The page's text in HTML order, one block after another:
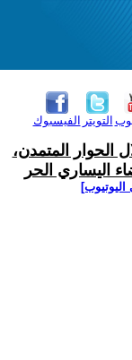
الفيسبوك التويتر
الحوار المتمدن،
اليساري الحر